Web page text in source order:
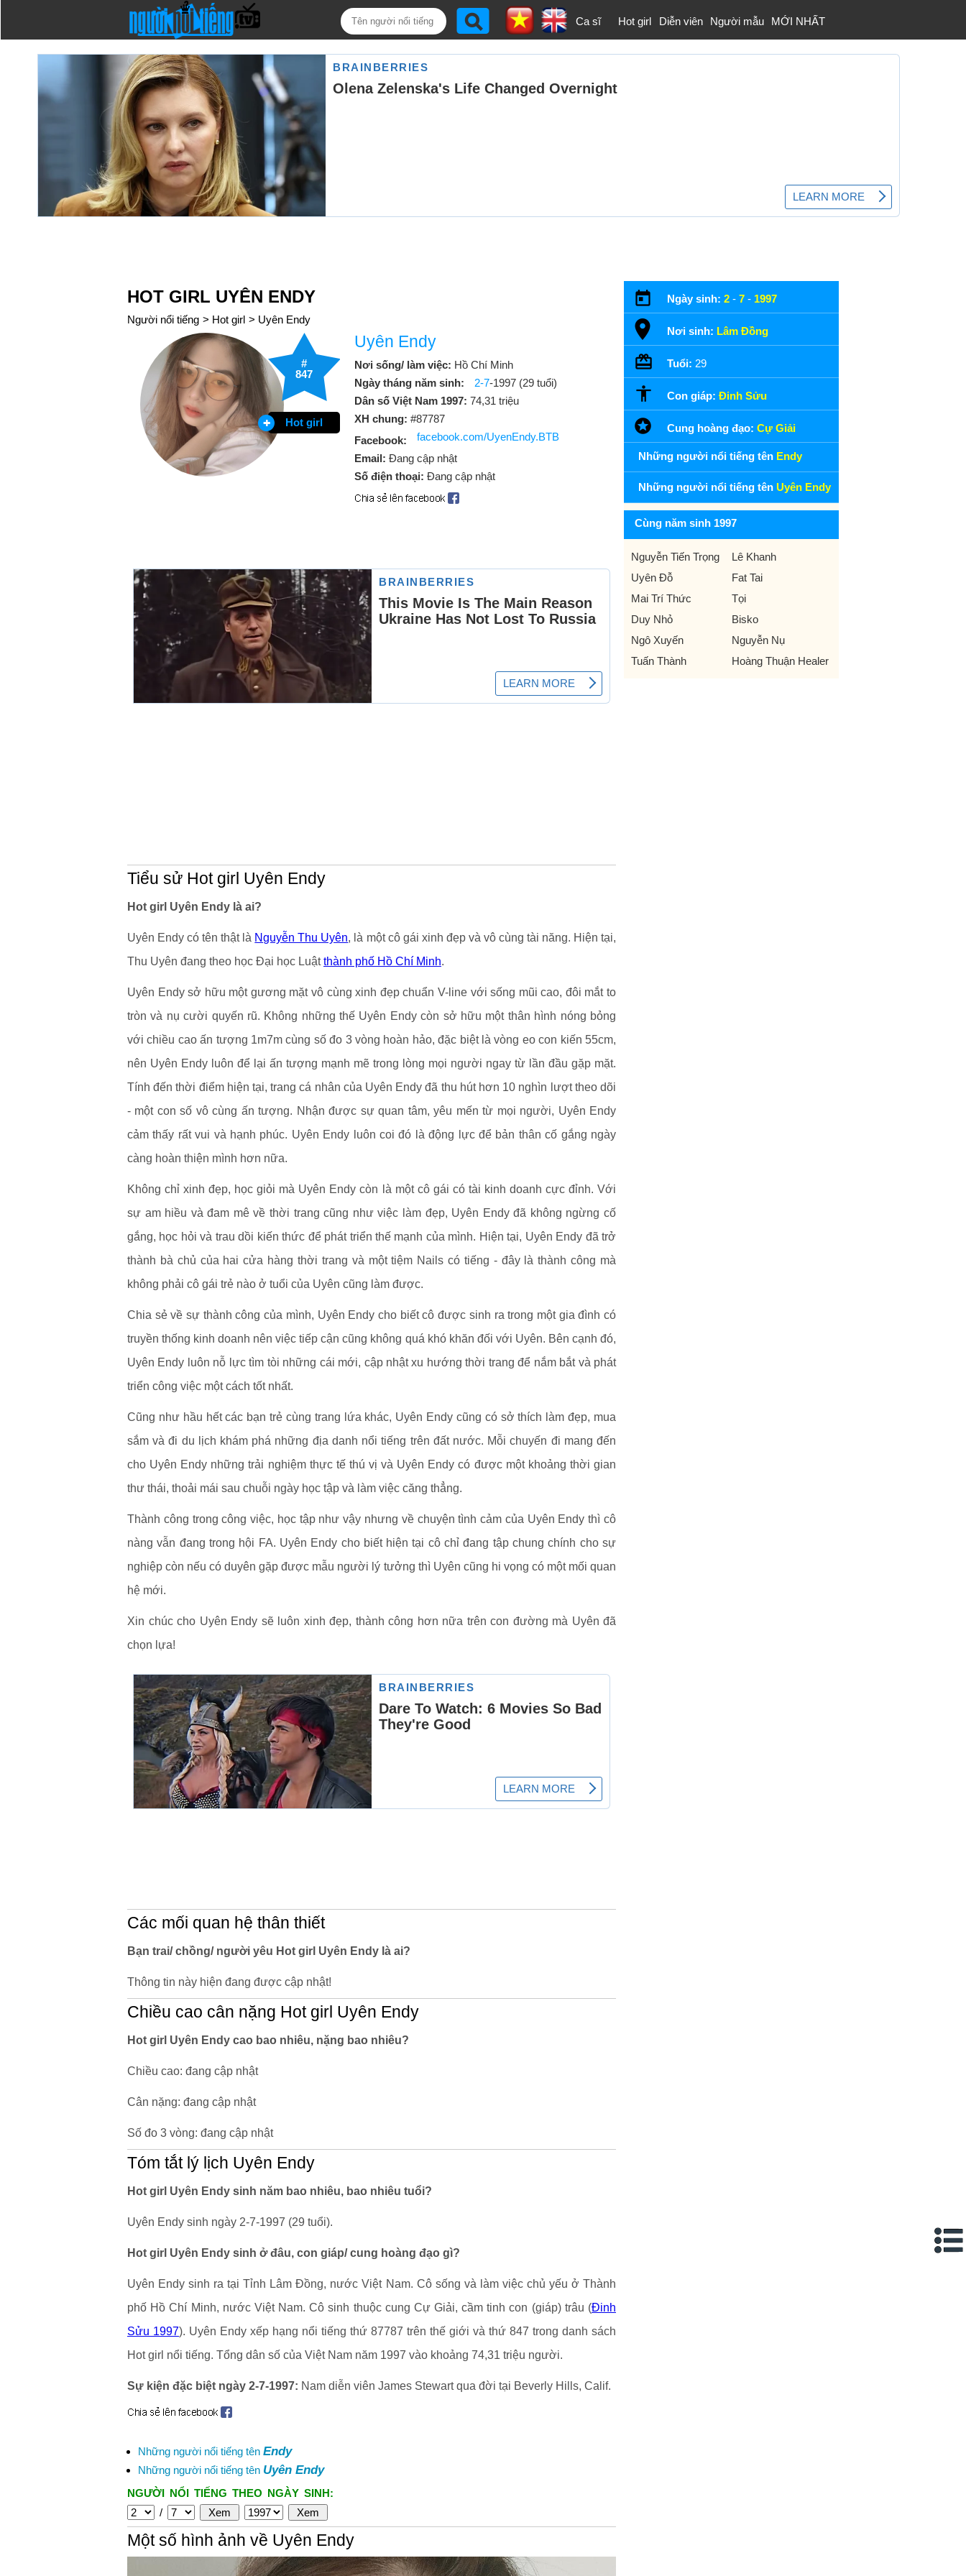
Ca sĩ Hot girl Diễn viên Người mẫu MỚI NHẤT
HOT GIRL UYÊN ENDY
Người nổi tiếng > Hot girl > Uyên Endy
#
847
Hot girl
Uyên Endy
Nơi sống/ làm việc: Hồ Chí Minh
Ngày tháng năm sinh:
2-7-1997 (29 tuổi)
Dân số Việt Nam 1997: 74,31 triệu
XH chung: #87787
Facebook:
facebook.com/UyenEndy.BTB
Email: Đang cập nhật
Số điện thoại: Đang cập nhật
Tiểu sử Hot girl Uyên Endy
Hot girl Uyên Endy là ai?
Uyên Endy có tên thật là Nguyễn Thu Uyên, là một cô gái xinh đẹp và vô cùng tài năng. Hiện tại,
Thu Uyên đang theo học Đại học Luậtthành phố Hồ Chí Minh.
Uyên Endy sở hữu một gương mặt vô cùng xinh đẹp chuẩn V-line với sống mũi cao, đôi mắt to
tròn và nụ cười quyến rũ. Không những thế Uyên Endy còn sở hữu một thân hình nóng bỏng
với chiều cao ấn tượng 1m7m cùng số đo 3 vòng hoàn hảo, đặc biệt là vòng eo con kiến 55cm,
nên Uyên Endy luôn để lại ấn tượng mạnh mẽ trong lòng mọi người ngay từ lần đầu gặp mặt.
Tính đến thời điểm hiện tại, trang cá nhân của Uyên Endy đã thu hút hơn 10 nghìn lượt theo dõi
- một con số vô cùng ấn tượng. Nhận được sự quan tâm, yêu mến từ mọi người, Uyên Endy
cảm thấy rất vui và hạnh phúc. Uyên Endy luôn coi đó là động lực để bản thân cố gắng ngày
càng hoàn thiện mình hơn nữa.
Không chỉ xinh đẹp, học giỏi mà Uyên Endy còn là một cô gái có tài kinh doanh cực đỉnh. Với
sự am hiều và đam mê về thời trang cũng như việc làm đẹp, Uyên Endy đã không ngừng cố
gắng, học hỏi và trau dồi kiến thức để phát triển thế mạnh của mình. Hiện tại, Uyên Endy đã trở
thành bà chủ của hai cửa hàng thời trang và một tiệm Nails có tiếng - đây là thành công mà
không phải cô gái trẻ nào ở tuổi của Uyên cũng làm được.
Chia sẻ về sự thành công của mình, Uyên Endy cho biết cô được sinh ra trong một gia đình có
truyền thống kinh doanh nên việc tiếp cận cũng không quá khó khăn đối với Uyên. Bên cạnh đó,
Uyên Endy luôn nỗ lực tìm tòi những cái mới, cập nhật xu hướng thời trang để nắm bắt và phát
triển công việc một cách tốt nhất.
Cũng như hầu hết các bạn trẻ cùng trang lứa khác, Uyên Endy cũng có sở thích làm đẹp, mua
sắm và đi du lịch khám phá những địa danh nổi tiếng trên đất nước. Mỗi chuyến đi mang đến
cho Uyên Endy những trải nghiệm thực tế thú vị và Uyên Endy có được một khoảng thời gian
thư thái, thoải mái sau chuỗi ngày học tập và làm việc căng thẳng.
Thành công trong công việc, học tập như vậy nhưng về chuyện tình cảm của Uyên Endy thì cô
nàng vẫn đang trong hội FA. Uyên Endy cho biết hiện tại cô chỉ đang tập chung chính cho sự
nghiệp còn nếu có duyên gặp được mẫu người lý tưởng thì Uyên cũng hi vọng có một mối quan
hệ mới.
Xin chúc cho Uyên Endy sẽ luôn xinh đẹp, thành công hơn nữa trên con đường mà Uyên đã
chọn lựa!
Các mối quan hệ thân thiết
Bạn trai/ chồng/ người yêu Hot girl Uyên Endy là ai?
Thông tin này hiện đang được cập nhật!
Chiều cao cân nặng Hot girl Uyên Endy
Hot girl Uyên Endy cao bao nhiêu, nặng bao nhiêu?
Chiều cao: đang cập nhật
Cân nặng: đang cập nhật
Số đo 3 vòng: đang cập nhật
Tóm tắt lý lịch Uyên Endy
Hot girl Uyên Endy sinh năm bao nhiêu, bao nhiêu tuổi?
Uyên Endy sinh ngày 2-7-1997 (29 tuổi).
Hot girl Uyên Endy sinh ở đâu, con giáp/ cung hoàng đạo gì?
Uyên Endy sinh ra tại Tỉnh Lâm Đồng, nước Việt Nam. Cô sống và làm việc chủ yếu ở Thành
phố Hồ Chí Minh, nước Việt Nam. Cô sinh thuộc cung Cự Giải, cầm tinh con (giáp) trâu (Đinh
Sửu 1997). Uyên Endy xếp hạng nổi tiếng thứ 87787 trên thế giới và thứ 847 trong danh sách
Hot girl nổi tiếng. Tổng dân số của Việt Nam năm 1997 vào khoảng 74,31 triệu người.
Sự kiện đặc biệt ngày 2-7-1997: Nam diễn viên James Stewart qua đời tại Beverly Hills, Calif.
Những người nổi tiếng tên Endy
Những người nổi tiếng tên Uyên Endy
NGƯỜI NỔI TIẾNG THEO NGÀY SINH:
/
Một số hình ảnh về Uyên Endy
Ngày sinh: 2 - 7 - 1997
Nơi sinh: Lâm Đồng
Tuổi: 29
Con giáp: Đinh Sửu
Cung hoàng đạo: Cự Giải
Những người nổi tiếng tên Endy
Những người nổi tiếng tên Uyên Endy
Cùng năm sinh 1997
Nguyễn Tiến Trọng
Lê Khanh
Uyên Đỗ
Fat Tai
Mai Trí Thức
Tọi
Duy Nhỏ
Bisko
Ngô Xuyến
Nguyễn Nụ
Tuấn Thành
Hoàng Thuận Healer